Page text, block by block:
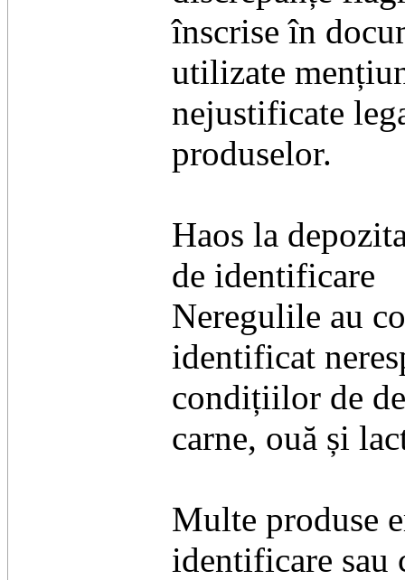
înscrise în
utilizate
nejustificate
produselor.
​Haos la
de identificare
​Neregulile au
identificat
condițiilor de
carne, ouă și
​Multe produse
identificare sau